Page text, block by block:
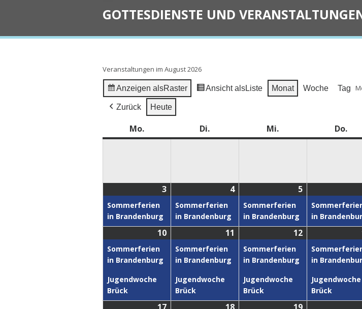
GOTTESDIENSTE UND
Veranstaltungen im August 2026
Anzeigen alsRaster Ansicht alsListe Monat Woche Tag
Zurück Heute
Mo. Di. Mi. Do.
3
Sommerferien
in Brandenburg
4
Sommerferien
in Brandenburg
5
Sommerferien
in Brandenburg
in
10
Sommerferien
in Brandenburg
Jugendwoche
Brück
11
Sommerferien
in Brandenburg
Jugendwoche
Brück
12
Sommerferien
in Brandenburg
Jugendwoche
Brück
in
Jugendwoche
Brück